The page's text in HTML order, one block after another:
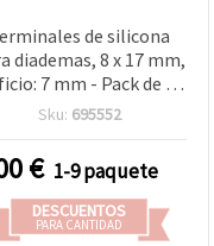
de silicona
diademas, 8 x 17 mm,
7 mm - Pack de 20
uds
Sku: 695552
€ 1-9 paquete
DESCUENTOS
PARA CANTIDAD